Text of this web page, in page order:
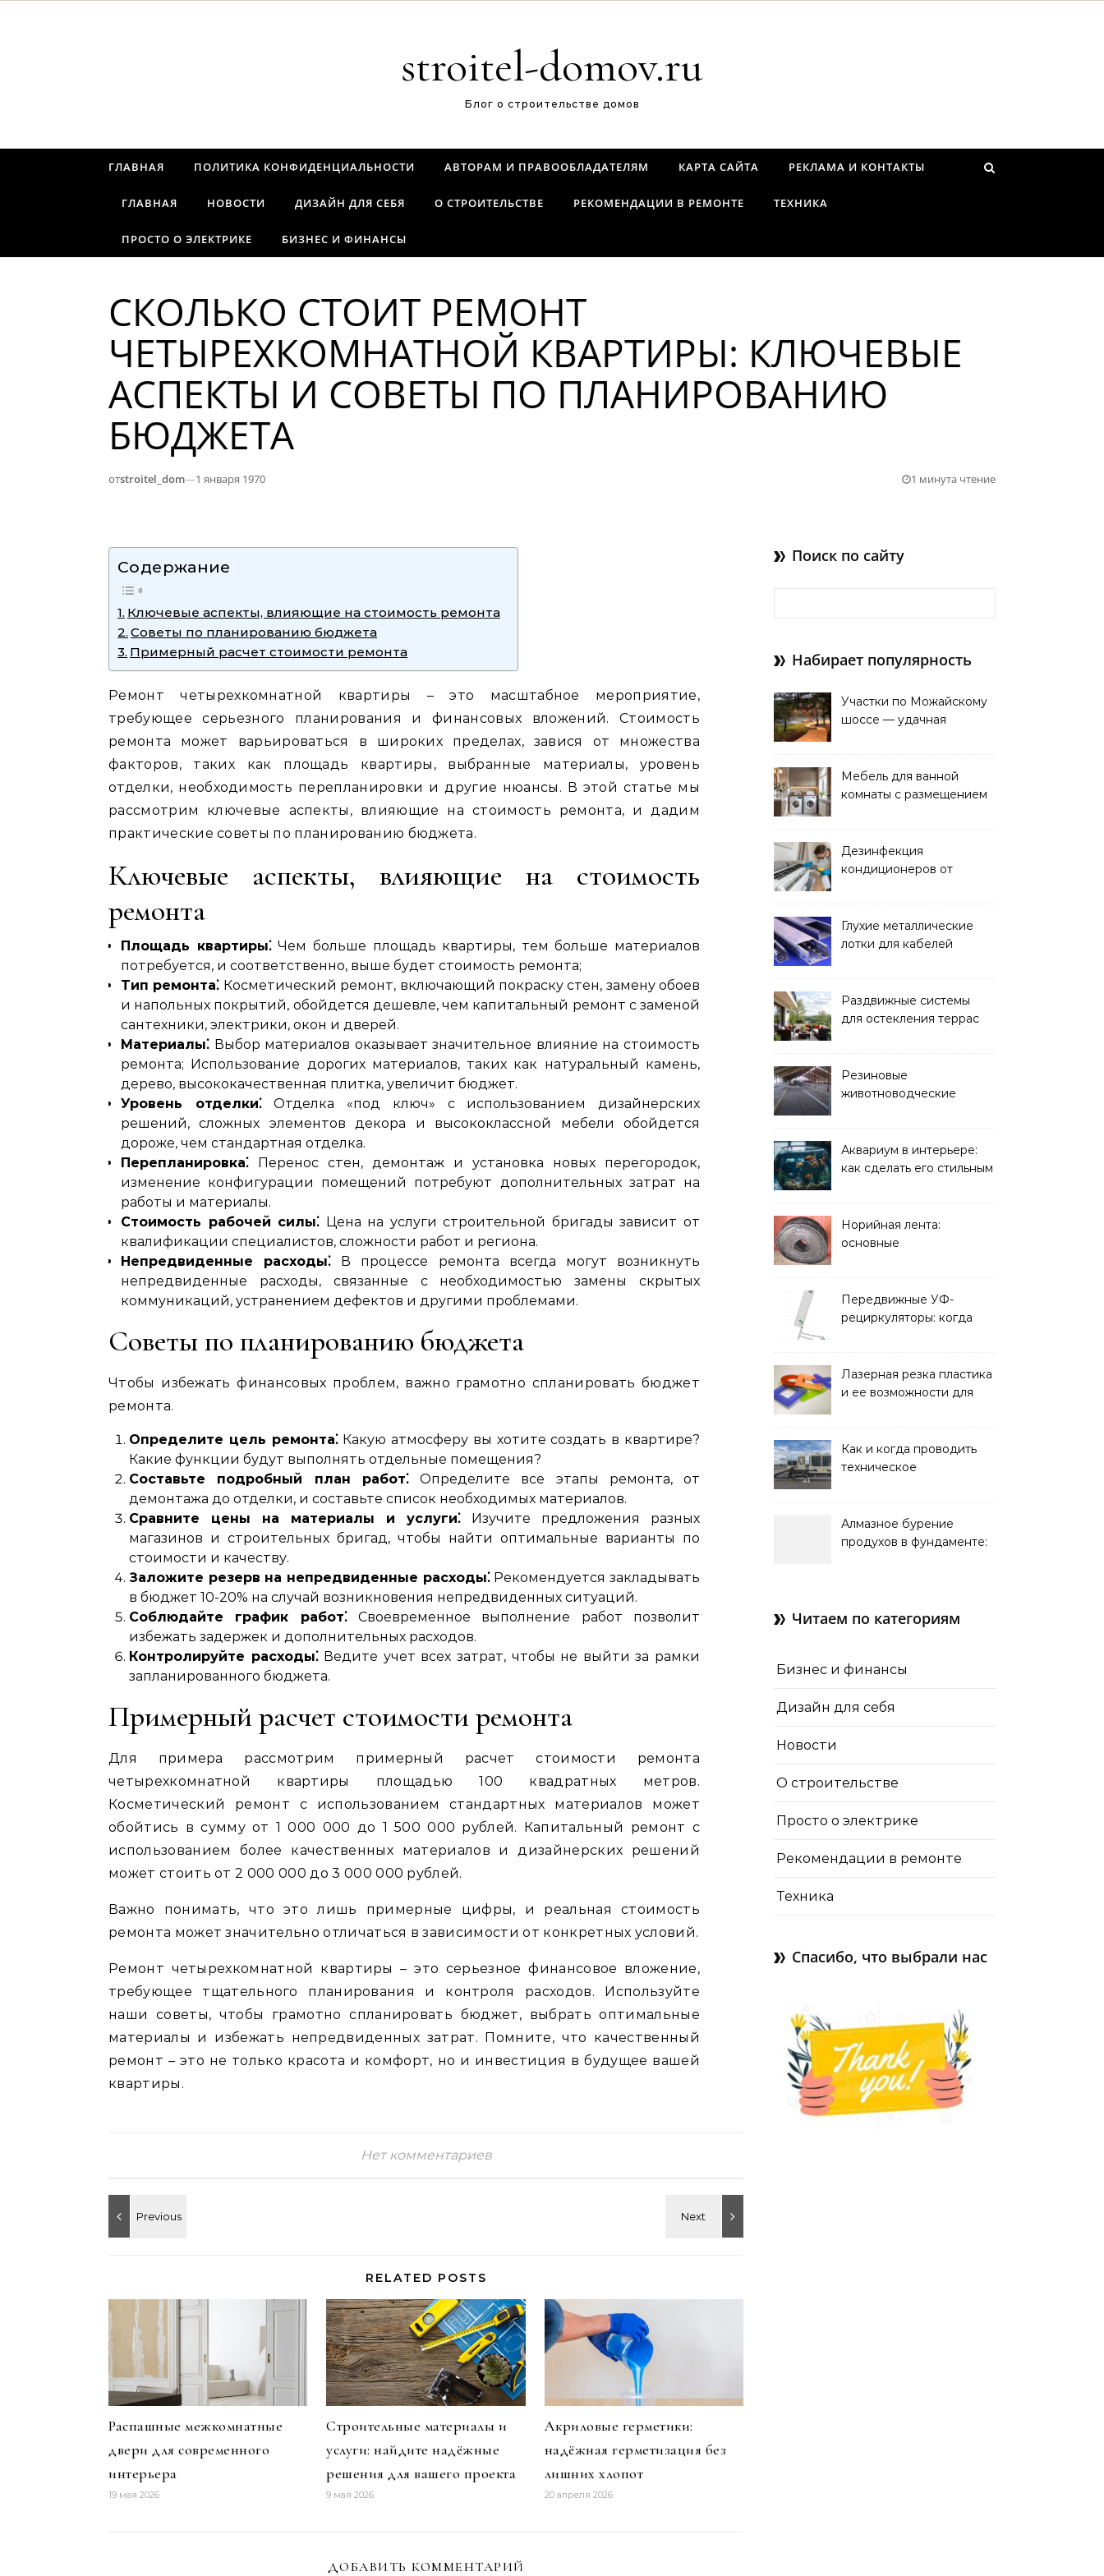
stroitel-domov.ru
Блог о строительстве домов
ГЛАВНАЯ ПОЛИТИКА КОНФИДЕНЦИАЛЬНОСТИ АВТОРАМ И ПРАВООБЛАДАТЕЛЯМ КАРТА САЙТА РЕКЛАМА И КОНТАКТЫ
ГЛАВНАЯ НОВОСТИ ДИЗАЙН ДЛЯ СЕБЯ О СТРОИТЕЛЬСТВЕ РЕКОМЕНДАЦИИ В РЕМОНТЕ ТЕХНИКА
ПРОСТО О ЭЛЕКТРИКЕ БИЗНЕС И ФИНАНСЫ
СКОЛЬКО СТОИТ РЕМОНТ
ЧЕТЫРЕХКОМНАТНОЙ КВАРТИРЫ: КЛЮЧЕВЫЕ
АСПЕКТЫ И СОВЕТЫ ПО ПЛАНИРОВАНИЮ
БЮДЖЕТА
отstroitel_dom—1 января 1970 1 минута чтение
Содержание
Ключевые аспекты, влияющие на стоимость ремонта
Советы по планированию бюджета
Примерный расчет стоимости ремонта
Ремонт четырехкомнатной квартиры – это масштабное мероприятие,
требующее серьезного планирования и финансовых вложений. Стоимость
ремонта может варьироваться в широких пределах, завися от множества
факторов, таких как площадь квартиры, выбранные материалы, уровень
отделки, необходимость перепланировки и другие нюансы. В этой статье мы
рассмотрим ключевые аспекты, влияющие на стоимость ремонта, и дадим
практические советы по планированию бюджета.
Ключевые аспекты, влияющие на стоимость
ремонта
Площадь квартиры⁚Чем больше площадь квартиры, тем больше материалов
потребуется, и соответственно, выше будет стоимость ремонта;
Тип ремонта⁚ Косметический ремонт, включающий покраску стен, замену обоев
и напольных покрытий, обойдется дешевле, чем капитальный ремонт с заменой
сантехники, электрики, окон и дверей.
Материалы⁚ Выбор материалов оказывает значительное влияние на стоимость
ремонта; Использование дорогих материалов, таких как натуральный камень,
дерево, высококачественная плитка, увеличит бюджет.
Уровень отделки⁚Отделка «под ключ» с использованием дизайнерских
решений, сложных элементов декора и высококлассной мебели обойдется
дороже, чем стандартная отделка.
Перепланировка⁚ Перенос стен, демонтаж и установка новых перегородок,
изменение конфигурации помещений потребуют дополнительных затрат на
работы и материалы.
Стоимость рабочей силы⁚ Цена на услуги строительной бригады зависит от
квалификации специалистов, сложности работ и региона.
Непредвиденные расходы⁚ В процессе ремонта всегда могут возникнуть
непредвиденные расходы, связанные с необходимостью замены скрытых
коммуникаций, устранением дефектов и другими проблемами.
Советы по планированию бюджета
Чтобы избежать финансовых проблем, важно грамотно спланировать бюджет
ремонта.
Определите цель ремонта⁚Какую атмосферу вы хотите создать в квартире?
Какие функции будут выполнять отдельные помещения?
Составьте подробный план работ⁚Определите все этапы ремонта, от
демонтажа до отделки, и составьте список необходимых материалов.
Сравните цены на материалы и услуги⁚ Изучите предложения разных
магазинов и строительных бригад, чтобы найти оптимальные варианты по
стоимости и качеству.
Заложите резерв на непредвиденные расходы⁚Рекомендуется закладывать
в бюджет 10-20% на случай возникновения непредвиденных ситуаций.
Соблюдайте график работ⁚Своевременное выполнение работ позволит
избежать задержек и дополнительных расходов.
Контролируйте расходы⁚Ведите учет всех затрат, чтобы не выйти за рамки
запланированного бюджета.
Примерный расчет стоимости ремонта
Для примера рассмотрим примерный расчет стоимости ремонта
четырехкомнатной квартиры площадью 100 квадратных метров.
Косметический ремонт с использованием стандартных материалов может
обойтись в сумму от 1 000 000 до 1 500 000 рублей. Капитальный ремонт с
использованием более качественных материалов и дизайнерских решений
может стоить от 2 000 000 до 3 000 000 рублей.
Важно понимать, что это лишь примерные цифры, и реальная стоимость
ремонта может значительно отличаться в зависимости от конкретных условий.
Ремонт четырехкомнатной квартиры – это серьезное финансовое вложение,
требующее тщательного планирования и контроля расходов. Используйте
наши советы, чтобы грамотно спланировать бюджет, выбрать оптимальные
материалы и избежать непредвиденных затрат. Помните, что качественный
ремонт – это не только красота и комфорт, но и инвестиция в будущее вашей
квартиры.
Нет комментариев
RELATED POSTS
Распашные межкомнатные
двери для современного
интерьера
19 мая 2026
Строительные материалы и
услуги: найдите надёжные
решения для вашего проекта
9 мая 2026
Акриловые герметики:
надёжная герметизация без
лишних хлопот
20 апреля 2026
ДОБАВИТЬ КОММЕНТАРИЙ
Поиск по сайту
Набирает популярность
Участки по Можайскому
шоссе — удачная
Мебель для ванной
комнаты с размещением
Дезинфекция
кондиционеров от
Глухие металлические
лотки для кабелей
Раздвижные системы
для остекления террас
Резиновые
животноводческие
решать
Аквариум в интерьере:
как сделать его стильным
Норийная лента:
основные
и советы по выбору
Передвижные УФ-
рециркуляторы: когда
Лазерная резка пластика
и ее возможности для
Как и когда проводить
техническое
Алмазное бурение
продухов в фундаменте:
Читаем по категориям
Бизнес и финансы
Дизайн для себя
Новости
О строительстве
Просто о электрике
Рекомендации в ремонте
Техника
Спасибо, что выбрали нас